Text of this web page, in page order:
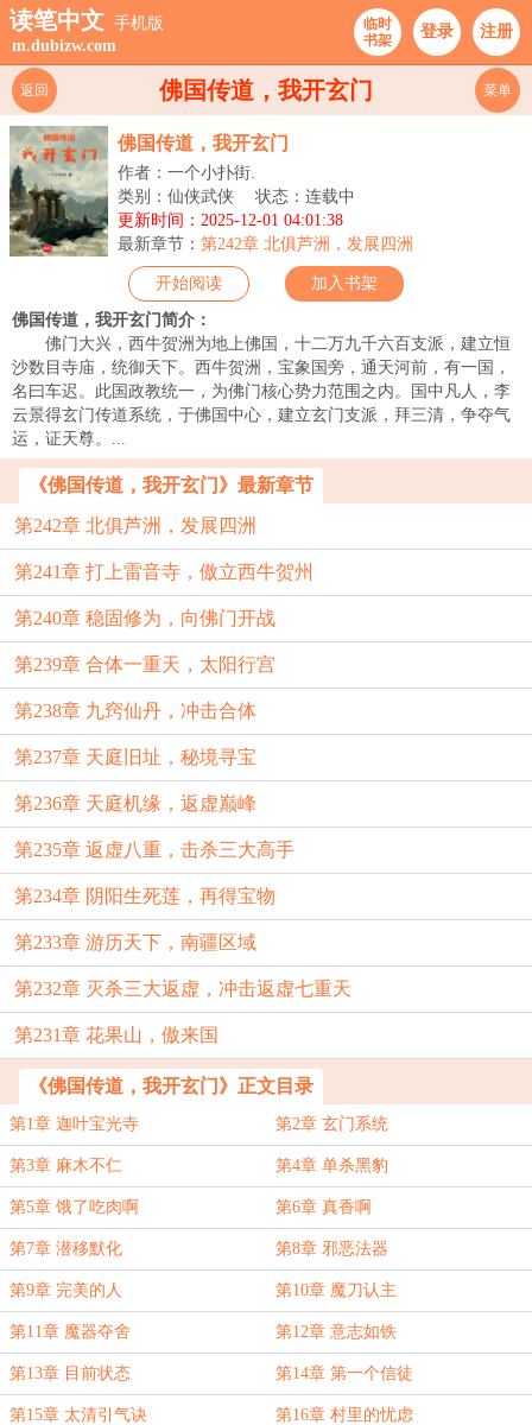
读笔中文 手机版
m.dubizw.com
临时
书架
登录 注册
佛国传道，我开玄门
返回 菜单
佛国传道，我开玄门
作者：一个小扑街.
类别：仙侠武侠
状态：连载中
更新时间：2025-12-01 04:01:38
最新章节： 第242章 北俱芦洲，发展四洲
开始阅读 加入书架
佛国传道，我开玄门简介：
佛门大兴，西牛贺洲为地上佛国，十二万九千六百支派，建立恒
沙数目寺庙，统御天下。西牛贺洲，宝象国旁，通天河前，有一国，
名曰车迟。此国政教统一，为佛门核心势力范围之内。国中凡人，李
云景得玄门传道系统，于佛国中心，建立玄门支派，拜三清，争夺气
运，证天尊。...
《佛国传道，我开玄门》最新章节
第242章 北俱芦洲，发展四洲
第241章 打上雷音寺，傲立西牛贺州
第240章 稳固修为，向佛门开战
第239章 合体一重天，太阳行宫
第238章 九窍仙丹，冲击合体
第237章 天庭旧址，秘境寻宝
第236章 天庭机缘，返虚巅峰
第235章 返虚八重，击杀三大高手
第234章 阴阳生死莲，再得宝物
第233章 游历天下，南疆区域
第232章 灭杀三大返虚，冲击返虚七重天
第231章 花果山，傲来国
《佛国传道，我开玄门》正文目录
第1章 迦叶宝光寺 第2章 玄门系统
第3章 麻木不仁 第4章 单杀黑豹
第5章 饿了吃肉啊 第6章 真香啊
第7章 潜移默化 第8章 邪恶法器
第9章 完美的人 第10章 魔刀认主
第11章 魔器夺舍 第12章 意志如铁
第13章 目前状态 第14章 第一个信徒
第15章 太清引气诀 第16章 村里的忧虑